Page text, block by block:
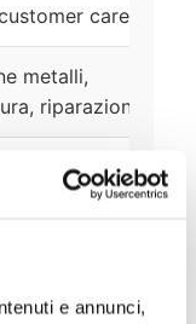
e annunci,
care
metalli,
riparazione
e valutazione
vetrine, visual